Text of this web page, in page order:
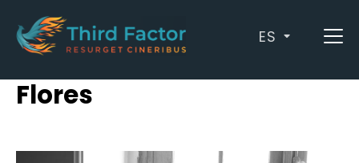
ES
Posts by Andrés Ayala
Flores